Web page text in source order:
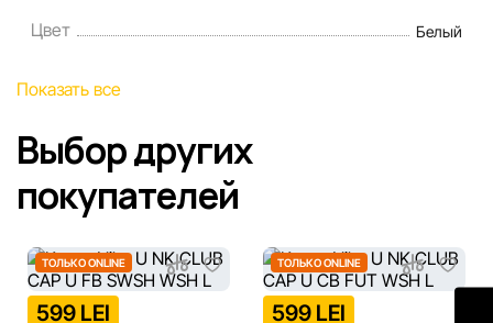
порядке и без предварительного уведомления.
Наша команда регулярно проверяет и обновляет
информацию на сайте, чтобы своевременно выявлять и
сроки.
Цвет Белый
Показать все
Выбор других
покупателей
ТОЛЬКО ONLINE
599 LEI
ТОЛЬКО ONLINE
599 LEI